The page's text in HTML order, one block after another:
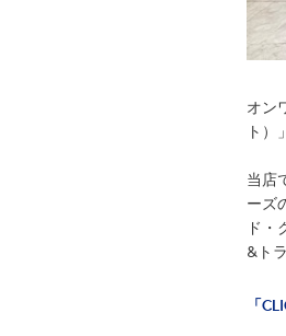
オン
ト）
当店
ーズ
ド・
&ト
「